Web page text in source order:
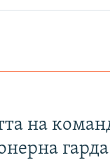
на
гарда